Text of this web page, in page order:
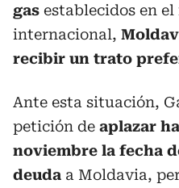
gas establecidos en el
internacional,
recibir un trato
Ante esta situación,
petición de aplazar
noviembre la fecha
deuda a Moldavia,